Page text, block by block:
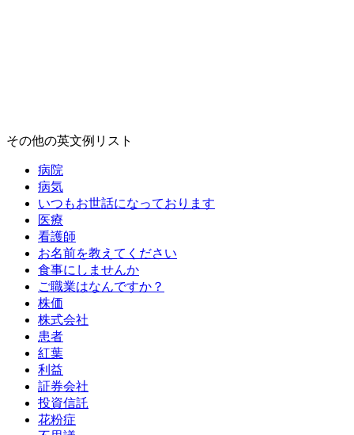
その他の英文例リスト
病院
病気
いつもお世話になっております
医療
看護師
お名前を教えてください
食事にしませんか
ご職業はなんですか？
株価
株式会社
患者
紅葉
利益
証券会社
投資信託
花粉症